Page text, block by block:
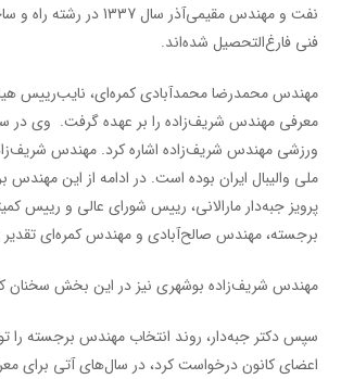
نفت و مهندس مقیمی‌آذر سال
فنی فارغ‌التحصیل شده‌اند.
مهندس محمدرضا محمدآبادی کمره‌ای، نایب‌رییس
معرفی مهندس شریف‌زاده را بر عهده گرفت. وی در
ورزشی مهندس شریف‌زاده اشاره کرد. مهندس
ملی والیبال ایران بوده است. در ادامه از این
پرویز جبه‌دار مارالانی، رییس شورای عالی و رییس
برجسته، مهندس صالح‌آبادی و مهندس کمره‌ای
مهندس شریف‌زاده بوشهری نیز در این بخش سخنان
سپس دکتر جبه‌دار، روند انتخاب مهندس برجسته را
اعضای کانون درخواست کرد، در سال‌های آتی برای